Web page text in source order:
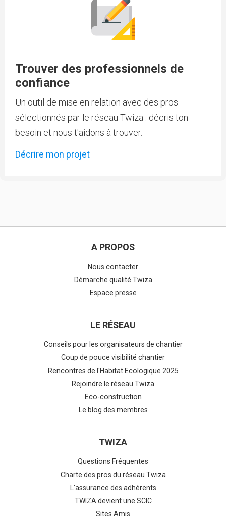
Trouver des professionnels de
confiance
Un outil de mise en relation avec des pros
sélectionnés par le réseau Twiza : décris ton
besoin et nous t'aidons à trouver.
Décrire mon projet
A PROPOS
Nous contacter
Démarche qualité Twiza
Espace presse
LE RÉSEAU
Conseils pour les organisateurs de chantier
Coup de pouce visibilité chantier
Rencontres de l'Habitat Ecologique 2025
Rejoindre le réseau Twiza
Eco-construction
Le blog des membres
TWIZA
Questions Fréquentes
Charte des pros du réseau Twiza
L'assurance des adhérents
TWIZA devient une SCIC
Sites Amis